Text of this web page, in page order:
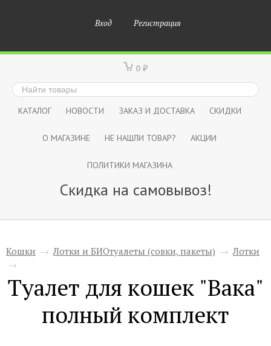
Вход Регистрация
0 ₽
КАТАЛОГ НОВОСТИ ЗАКАЗ И ДОСТАВКА СКИДКИ
О МАГАЗИНЕ НЕ НАШЛИ ТОВАР? АКЦИИ
ПОЛИТИКИ МАГАЗИНА
Скидка на самовывоз!
Кошки → Лотки и БИОтуалеты (совки, пакеты) → Лотки
→
Туалет для кошек "Вака"
полный комплект